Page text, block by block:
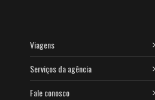
Viagens
Serviços da agência
Fale conosco